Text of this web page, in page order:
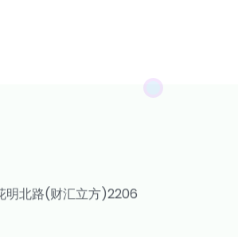
明北路(财汇立方)2206